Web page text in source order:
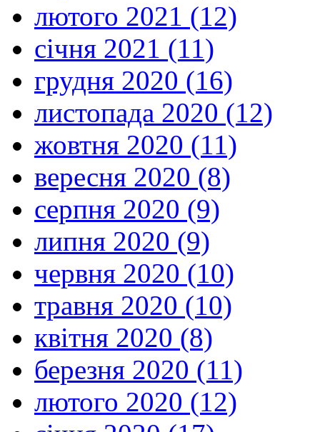
лютого 2021 (12)
січня 2021 (11)
грудня 2020 (16)
листопада 2020 (12)
жовтня 2020 (11)
вересня 2020 (8)
серпня 2020 (9)
липня 2020 (9)
червня 2020 (10)
травня 2020 (10)
квітня 2020 (8)
березня 2020 (11)
лютого 2020 (12)